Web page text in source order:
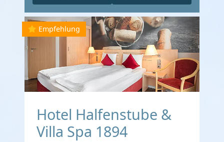
Empfehlung
Hotel Halfenstube &
Villa Spa 1894